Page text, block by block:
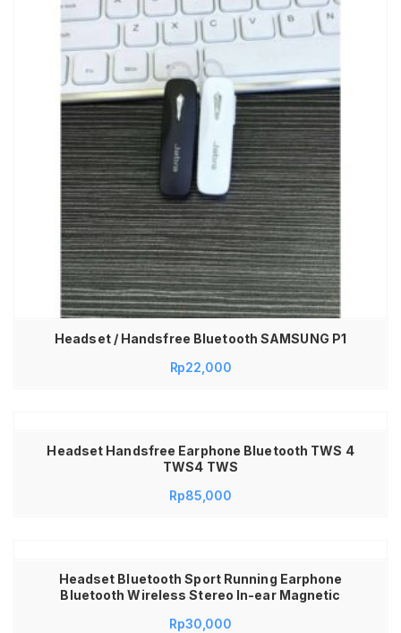
Headset / Handsfree Bluetooth SAMSUNG P1
Rp22,000
Headset Handsfree Earphone Bluetooth TWS 4
TWS4 TWS
Rp85,000
Headset Bluetooth Sport Running Earphone
Bluetooth Wireless Stereo In-ear Magnetic
Rp30,000